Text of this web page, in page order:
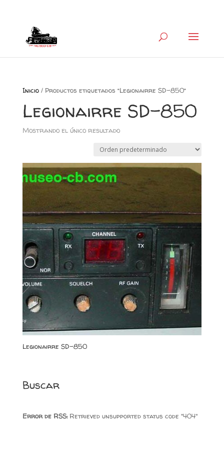
Inicio/ Productos etiquetados “Legionairre SD-850”
Legionairre SD-850
Mostrando el único resultado
Legionairre SD-850
Buscar
Error de RSS:Retrieved unsupported status code "404"